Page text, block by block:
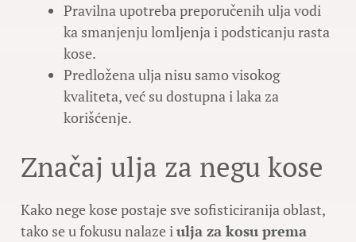
Pravilna upotreba preporučenih ulja vodi
ka smanjenju lomljenja i podsticanju rasta
kose.
Predložena ulja nisu samo visokog
kvaliteta, već su dostupna i laka za
korišćenje.
Značaj ulja za negu kose
Kako nege kose postaje sve sofisticiranija oblast,
tako se u fokusu nalaze iulja za kosu prema